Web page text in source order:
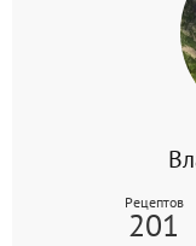
Рецептов
201